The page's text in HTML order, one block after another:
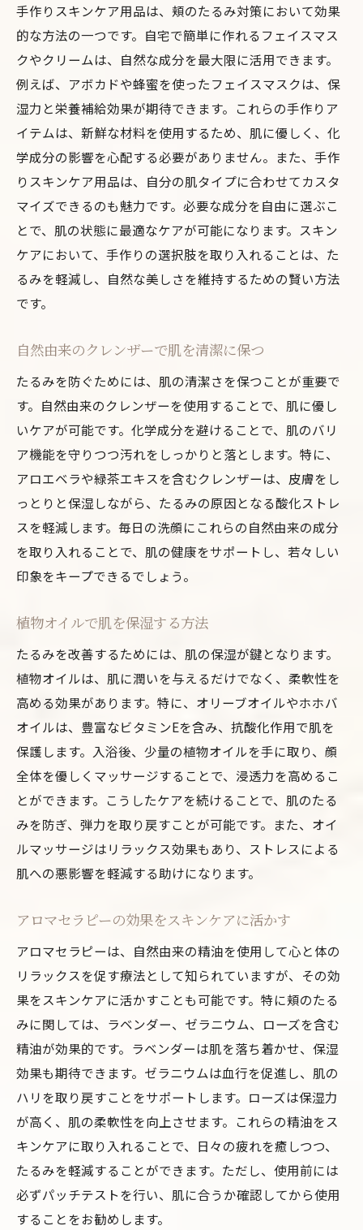
手作りスキンケア用品は、頬のたるみ対策において効果
的な方法の一つです。自宅で簡単に作れるフェイスマス
クやクリームは、自然な成分を最大限に活用できます。
例えば、アボカドや蜂蜜を使ったフェイスマスクは、保
湿力と栄養補給効果が期待できます。これらの手作りア
イテムは、新鮮な材料を使用するため、肌に優しく、化
学成分の影響を心配する必要がありません。また、手作
りスキンケア用品は、自分の肌タイプに合わせてカスタ
マイズできるのも魅力です。必要な成分を自由に選ぶこ
とで、肌の状態に最適なケアが可能になります。スキン
ケアにおいて、手作りの選択肢を取り入れることは、た
るみを軽減し、自然な美しさを維持するための賢い方法
です。
自然由来のクレンザーで肌を清潔に保つ
たるみを防ぐためには、肌の清潔さを保つことが重要で
す。自然由来のクレンザーを使用することで、肌に優し
いケアが可能です。化学成分を避けることで、肌のバリ
ア機能を守りつつ汚れをしっかりと落とします。特に、
アロエベラや緑茶エキスを含むクレンザーは、皮膚をし
っとりと保湿しながら、たるみの原因となる酸化ストレ
スを軽減します。毎日の洗顔にこれらの自然由来の成分
を取り入れることで、肌の健康をサポートし、若々しい
印象をキープできるでしょう。
植物オイルで肌を保湿する方法
たるみを改善するためには、肌の保湿が鍵となります。
植物オイルは、肌に潤いを与えるだけでなく、柔軟性を
高める効果があります。特に、オリーブオイルやホホバ
オイルは、豊富なビタミンEを含み、抗酸化作用で肌を
保護します。入浴後、少量の植物オイルを手に取り、顔
全体を優しくマッサージすることで、浸透力を高めるこ
とができます。こうしたケアを続けることで、肌のたる
みを防ぎ、弾力を取り戻すことが可能です。また、オイ
ルマッサージはリラックス効果もあり、ストレスによる
肌への悪影響を軽減する助けになります。
アロマセラピーの効果をスキンケアに活かす
アロマセラピーは、自然由来の精油を使用して心と体の
リラックスを促す療法として知られていますが、その効
果をスキンケアに活かすことも可能です。特に頬のたる
みに関しては、ラベンダー、ゼラニウム、ローズを含む
精油が効果的です。ラベンダーは肌を落ち着かせ、保湿
効果も期待できます。ゼラニウムは血行を促進し、肌の
ハリを取り戻すことをサポートします。ローズは保湿力
が高く、肌の柔軟性を向上させます。これらの精油をス
キンケアに取り入れることで、日々の疲れを癒しつつ、
たるみを軽減することができます。ただし、使用前には
必ずパッチテストを行い、肌に合うか確認してから使用
することをお勧めします。